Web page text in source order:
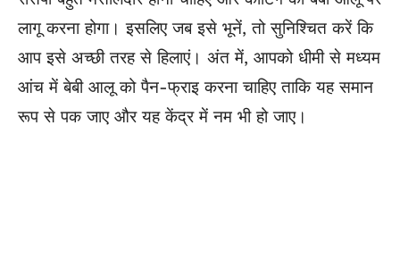
लागू करना होगा। इसलिए जब इसे भूनें, तो सुनिश्चित करें कि
आप इसे अच्छी तरह से हिलाएं। अंत में, आपको धीमी से मध्यम
आंच में बेबी आलू को पैन-फ्राइ करना चाहिए ताकि यह समान
रूप से पक जाए और यह केंद्र में नम भी हो जाए।